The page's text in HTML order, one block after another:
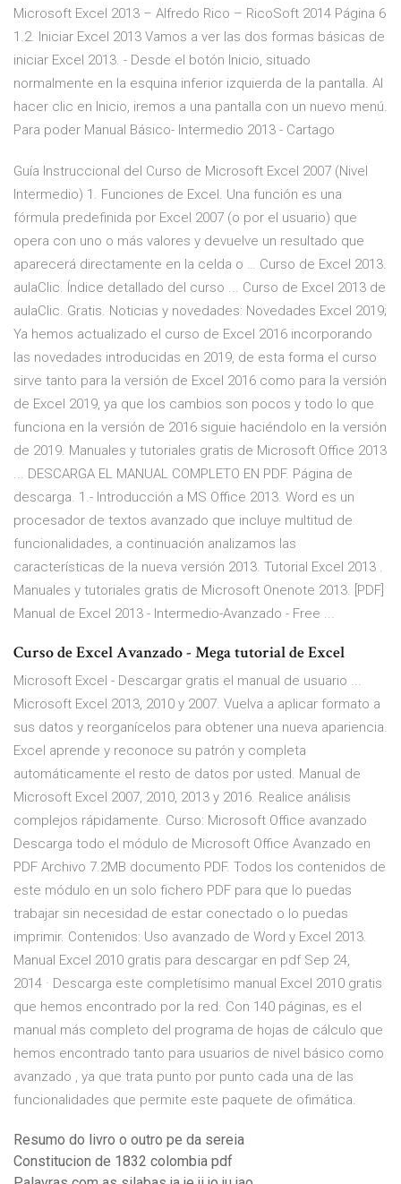
Microsoft Excel 2013 – Alfredo Rico – RicoSoft 2014 Página 6
1.2. Iniciar Excel 2013 Vamos a ver las dos formas básicas de
iniciar Excel 2013. - Desde el botón Inicio, situado
normalmente en la esquina inferior izquierda de la pantalla. Al
hacer clic en Inicio, iremos a una pantalla con un nuevo menú.
Para poder Manual Básico- Intermedio 2013 - Cartago
Guía Instruccional del Curso de Microsoft Excel 2007 (Nivel
Intermedio) 1. Funciones de Excel. Una función es una
fórmula predefinida por Excel 2007 (o por el usuario) que
opera con uno o más valores y devuelve un resultado que
aparecerá directamente en la celda o … Curso de Excel 2013.
aulaClic. Índice detallado del curso ... Curso de Excel 2013 de
aulaClic. Gratis. Noticias y novedades: Novedades Excel 2019;
Ya hemos actualizado el curso de Excel 2016 incorporando
las novedades introducidas en 2019, de esta forma el curso
sirve tanto para la versión de Excel 2016 como para la versión
de Excel 2019, ya que los cambios son pocos y todo lo que
funciona en la versión de 2016 siguie haciéndolo en la versión
de 2019. Manuales y tutoriales gratis de Microsoft Office 2013
... DESCARGA EL MANUAL COMPLETO EN PDF. Página de
descarga. 1.- Introducción a MS Office 2013. Word es un
procesador de textos avanzado que incluye multitud de
funcionalidades, a continuación analizamos las
características de la nueva versión 2013. Tutorial Excel 2013 .
Manuales y tutoriales gratis de Microsoft Onenote 2013. [PDF]
Manual de Excel 2013 - Intermedio-Avanzado - Free ...
Curso de Excel Avanzado - Mega tutorial de Excel
Microsoft Excel - Descargar gratis el manual de usuario ...
Microsoft Excel 2013, 2010 y 2007. Vuelva a aplicar formato a
sus datos y reorganícelos para obtener una nueva apariencia.
Excel aprende y reconoce su patrón y completa
automáticamente el resto de datos por usted. Manual de
Microsoft Excel 2007, 2010, 2013 y 2016. Realice análisis
complejos rápidamente. Curso: Microsoft Office avanzado
Descarga todo el módulo de Microsoft Office Avanzado en
PDF Archivo 7.2MB documento PDF. Todos los contenidos de
este módulo en un solo fichero PDF para que lo puedas
trabajar sin necesidad de estar conectado o lo puedas
imprimir. Contenidos: Uso avanzado de Word y Excel 2013.
Manual Excel 2010 gratis para descargar en pdf Sep 24,
2014 · Descarga este completísimo manual Excel 2010 gratis
que hemos encontrado por la red. Con 140 páginas, es el
manual más completo del programa de hojas de cálculo que
hemos encontrado tanto para usuarios de nivel básico como
avanzado , ya que trata punto por punto cada una de las
funcionalidades que permite este paquete de ofimática.
Resumo do livro o outro pe da sereia
Constitucion de 1832 colombia pdf